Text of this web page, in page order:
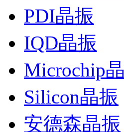
PDI晶振
IQD晶振
Microchip
Silicon晶振
安德森晶振